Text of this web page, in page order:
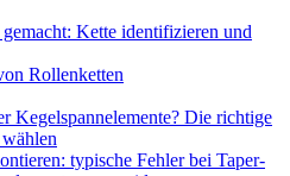
Kette identifizieren und
Rollenketten
Kegelspannelemente? Die richtige
typische Fehler bei Taper-